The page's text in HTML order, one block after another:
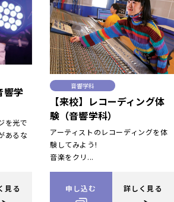
響学
を光で
あるな
見る
音響学科
【来校】レコーディング体
験（音響学科）
アーティストのレコーディングを体
験してみよう!
音楽をクリ...
申し込む 詳しく見る